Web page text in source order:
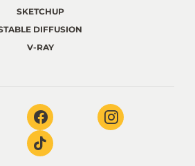
SKETCHUP
DIFFUSION
V-RAY